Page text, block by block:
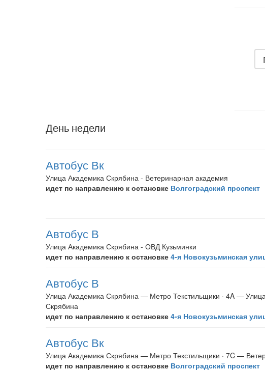
День недели
Автобус Вк
Улица Академика Скрябина - Ветеринарная академия
идет по направлению к остановке Волгоградский проспект
Автобус В
Улица Академика Скрябина - ОВД Кузьминки
идет по направлению к остановке 4-я Новокузьминская
Автобус В
Улица Академика Скрябина — Метро Текстильщики · 4A —
Скрябина
идет по направлению к остановке 4-я Новокузьминская
Автобус Вк
Улица Академика Скрябина — Метро Текстильщики · 7C —
идет по направлению к остановке Волгоградский проспект